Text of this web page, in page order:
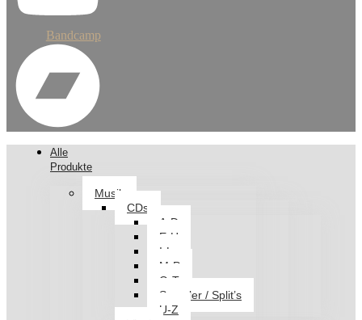
Bandcamp
Alle
Produkte
Musik
CDs
A-D
E-H
I-L
M-P
Q-T
Sampler / Split’s
U-Z